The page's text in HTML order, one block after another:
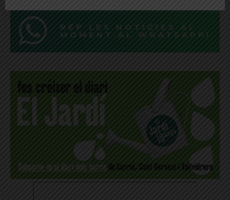
REP LES NOTÍCIES AL
MOMENT AL WHATSAPP!